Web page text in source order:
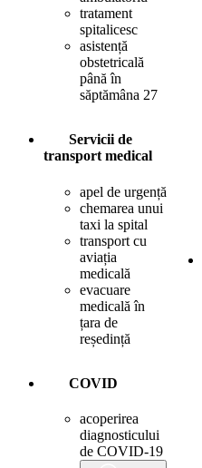
tratament
spitalicesc
asistență
obstetricală
până în
săptămâna 27
Servicii de
transport medical
apel de urgență
chemarea unui
taxi la spital
transport cu
aviația
medicală
evacuare
medicală în
țara de
reședință
COVID
acoperirea
diagnosticului
de COVID-19